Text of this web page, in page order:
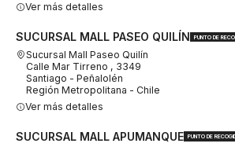
Ver más detalles
SUCURSAL MALL PASEO QUILÍN PUNTO DE
Sucursal Mall Paseo Quilín
Calle Mar Tirreno , 3349
Santiago - Peñalolén
Región Metropolitana - Chile
Ver más detalles
SUCURSAL MALL APUMANQUE PUNTO DE